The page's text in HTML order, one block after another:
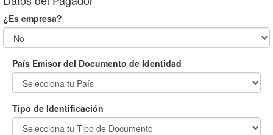
¿Es empresa?
País Emisor del Documento de Identidad
Tipo de Identificación